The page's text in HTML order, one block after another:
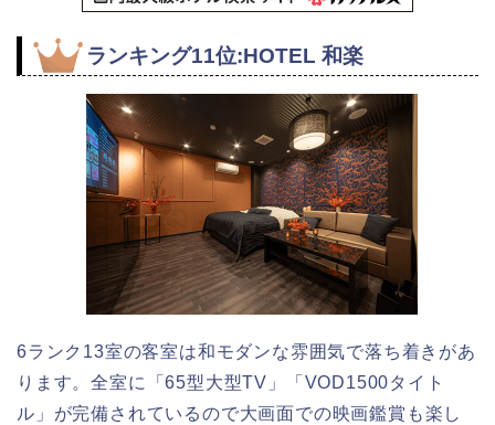
ランキング11位:HOTEL 和楽
6ランク13室の客室は和モダンな雰囲気で落ち着きがあ
ります。全室に「65型大型TV」「VOD1500タイト
ル」が完備されているので大画面での映画鑑賞も楽し